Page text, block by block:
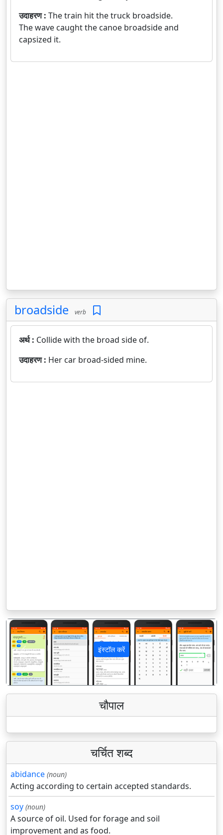
उदाहरण : The train hit the truck broadside.
The wave caught the canoe broadside and
capsized it.
broadside verb
अर्थ : Collide with the broad side of.
उदाहरण : Her car broad-sided mine.
इंस्टॉल करें
पिछला अगला
चौपाल
चर्चित शब्द
abidance (noun)
Acting according to certain accepted standards.
soy (noun)
A source of oil. Used for forage and soil
improvement and as food.